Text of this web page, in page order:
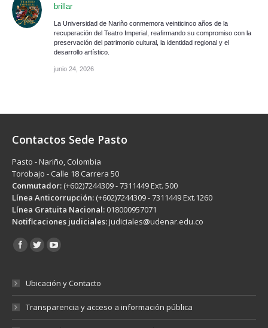
brillar
La Universidad de Nariño conmemora veinticinco años de la
recuperación del Teatro Imperial, reafirmando su compromiso con la
preservación del patrimonio cultural, la identidad regional y el
desarrollo artístico.
junio 24, 2026
Contactos Sede Pasto
Pasto - Nariño, Colombia
Torobajo - Calle 18 Carrera 50
Conmutador: (+602)7244309 - 7311449 Ext. 500
Línea Anticorrupción: (+602)7244309 - 7311449 Ext.1260
Línea Gratuita Nacional: 018000957071
Notificaciones judiciales:judiciales@udenar.edu.co
Encuéntranos en:
Ubicación y Contacto
Transparencia y acceso a información pública